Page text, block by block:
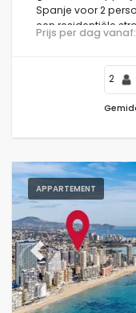
Spanje voor 2
een residentiële
en bars, winkels en
Prijs per dag vanaf:
2
APPARTEMENT
Previous